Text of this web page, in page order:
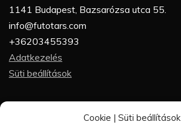
Cookie | Süti beállítások
1141 Budapest, Bazsarózsa utca 55.
info@futotars.com
+36203455393
Adatkezelés
Süti beállítások